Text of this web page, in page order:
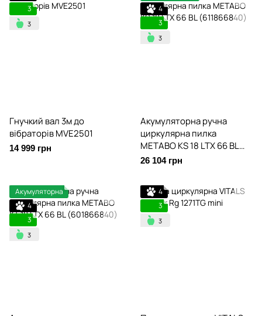
3
Гнучкий вал 3м до
вібраторів MVE2501
14 999 грн
4
3
Акумуляторна ручна
циркулярна пилка
METABO KS 18 LTX 66 BL
(611866840)
26 104 грн
Акумуляторна
4
3
4
3